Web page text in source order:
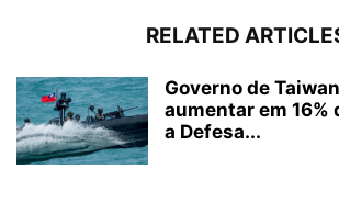
RELATED
Governo de
aumentar em 16%
a Defesa...